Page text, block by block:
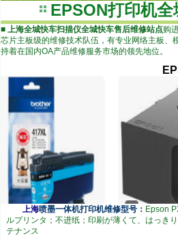
EPSON打印机
■ 上海全城快车扫描仪全城快车售后维修站点购
芯片主板级的维修技术队伍，有专业网络主板、
持着在国内OA产品维修服务市场的领先地位。
上海喷墨一体机打印机维修型号： Epson
ルプリンタ ；不进纸； 印刷が薄くて、 はっき
テナンス